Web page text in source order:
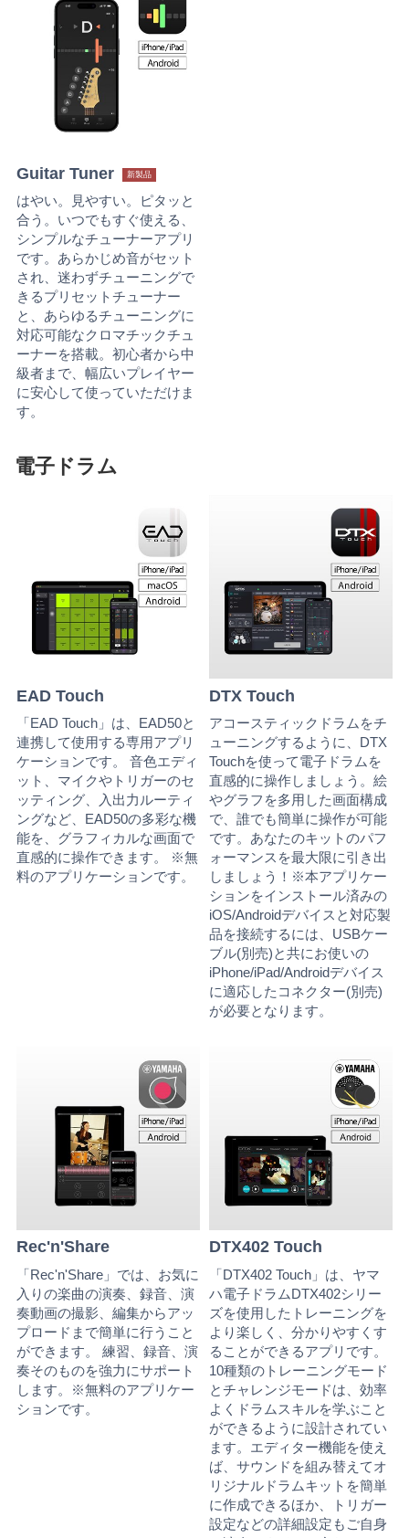
Guitar Tuner 新製品
はやい。見やすい。ピタッと
合う。いつでもすぐ使える、
シンプルなチューナーアプリ
です。あらかじめ音がセット
され、迷わずチューニングで
きるプリセットチューナー
と、あらゆるチューニングに
対応可能なクロマチックチュ
ーナーを搭載。初心者から中
級者まで、幅広いプレイヤー
に安心して使っていただけま
す。
電子ドラム
EAD Touch
「EAD Touch」は、EAD50と
連携して使用する専用アプリ
ケーションです。 音色エディ
ット、マイクやトリガーのセ
ッティング、入出力ルーティ
ングなど、EAD50の多彩な機
能を、グラフィカルな画面で
直感的に操作できます。 ※無
料のアプリケーションです。
DTX Touch
アコースティックドラムをチ
ューニングするように、DTX
Touchを使って電子ドラムを
直感的に操作しましょう。絵
やグラフを多用した画面構成
で、誰でも簡単に操作が可能
です。あなたのキットのパフ
ォーマンスを最大限に引き出
しましょう！※本アプリケー
ションをインストール済みの
iOS/Androidデバイスと対応製
品を接続するには、USBケー
ブル(別売)と共にお使いの
iPhone/iPad/Androidデバイス
に適応したコネクター(別売)
が必要となります。
Rec'n'Share
「Rec'n'Share」では、お気に
入りの楽曲の演奏、録音、演
奏動画の撮影、編集からアッ
プロードまで簡単に行うこと
ができます。 練習、録音、演
奏そのものを強力にサポート
します。※無料のアプリケー
ションです。
DTX402 Touch
「DTX402 Touch」は、ヤマ
ハ電子ドラムDTX402シリー
ズを使用したトレーニングを
より楽しく、分かりやすくす
ることができるアプリです。
10種類のトレーニングモード
とチャレンジモードは、効率
よくドラムスキルを学ぶこと
ができるように設計されてい
ます。エディター機能を使え
ば、サウンドを組み替えてオ
リジナルドラムキットを簡単
に作成できるほか、トリガー
設定などの詳細設定もご自身